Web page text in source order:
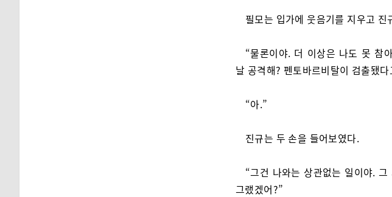
필모는 입가에 웃음기를 지우고
“물론이야. 더 이상은 나도 못 참
날 공격해? 펜토바르비탈이 검출됐
“아.”
진규는 두 손을 들어보였다.
“그건 나와는 상관없는 일이야.
그랬겠어?”